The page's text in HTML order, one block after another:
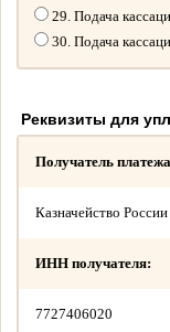
29. Подача
30. Подача
Реквизиты для
Получатель
Казначейство
ИНН получателя:
7727406020